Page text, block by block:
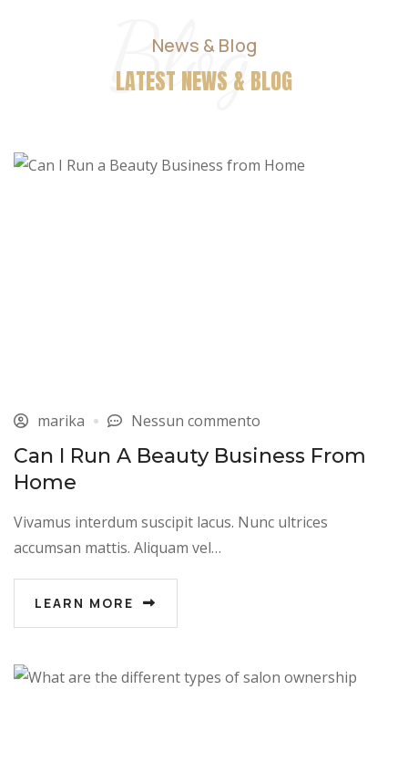
Blog
News & Blog
LATEST NEWS & BLOG
marika Nessun commento
Can I Run A Beauty Business From
Home
Vivamus interdum suscipit lacus. Nunc ultrices
accumsan mattis. Aliquam vel…
LEARN MORE